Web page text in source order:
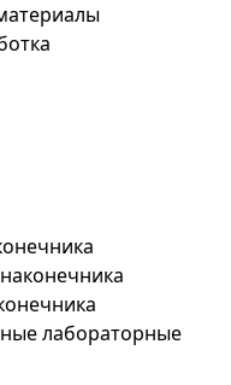
лабораторные